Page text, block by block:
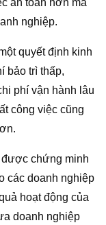
nghiệp.
quyết định kinh
bảo trì thấp,
phí vận hành lâu
công việc cũng
được chứng minh
các doanh nghiệp
hoạt động của
doanh nghiệp